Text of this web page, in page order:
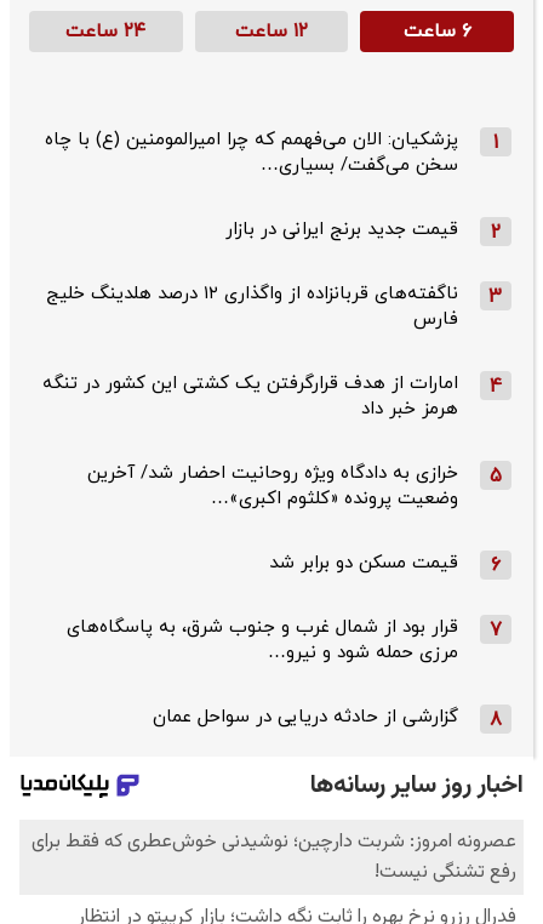
۶ ساعت ۱۲ ساعت ۲۴ ساعت
1
پزشکیان: الان می‌فهمم که چرا امیرالمومنین (ع) با چاه
سخن می‌گفت/ بسیاری…
2 قیمت جدید برنج ایرانی در بازار
3
ناگفته‌های قربانزاده از واگذاری ۱۲ درصد هلدینگ خلیج
فارس
4
امارات از هدف قرارگرفتن یک کشتی این کشور در تنگه
هرمز خبر داد
5
خرازی به دادگاه ویژه روحانیت احضار شد/ آخرین
وضعیت پرونده «کلثوم اکبری»…
6 قیمت مسکن دو برابر شد
7
قرار بود از شمال ‌غرب و جنوب‌ شرق، به پاسگاه‌های
مرزی حمله شود و نیرو…
8 گزارشی از حادثه دریایی در سواحل عمان